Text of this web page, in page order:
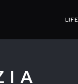
LIFE